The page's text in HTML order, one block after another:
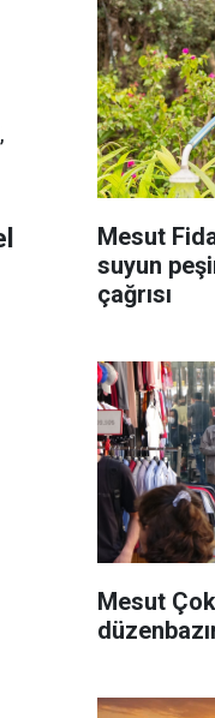
Mesut
suyun
çağrısı
Mesut